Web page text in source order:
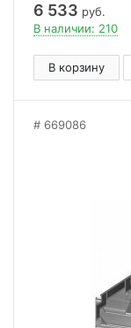
6 533 руб.
В наличии: 210
В корзину
669086